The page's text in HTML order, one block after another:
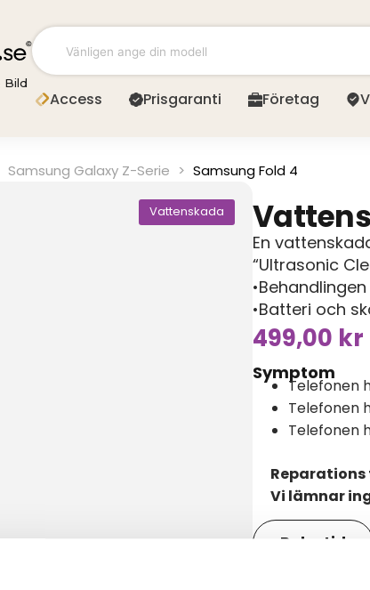
Bild
Access Prisgaranti Företag
Samsung Galaxy Z-Serie > Samsung Fold 4
Vattenskada
En
“Ultrasonic
•Batteri och
499,00 kr
Symptom
Telefonen
Telefonen
Telefonen
Reparations
Vi lämnar
Boka tid